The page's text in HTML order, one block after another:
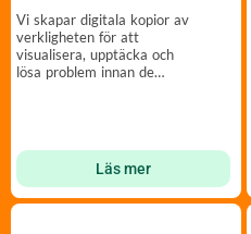
Vi skapar digitala kopior av
verkligheten för att
visualisera, upptäcka och
lösa problem innan de
Läs mer